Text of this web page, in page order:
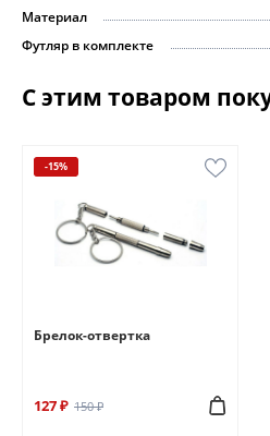
Материал
Футляр в комплекте
С этим товаром
-15%
Брелок-отвертка
127 ₽ 150 ₽